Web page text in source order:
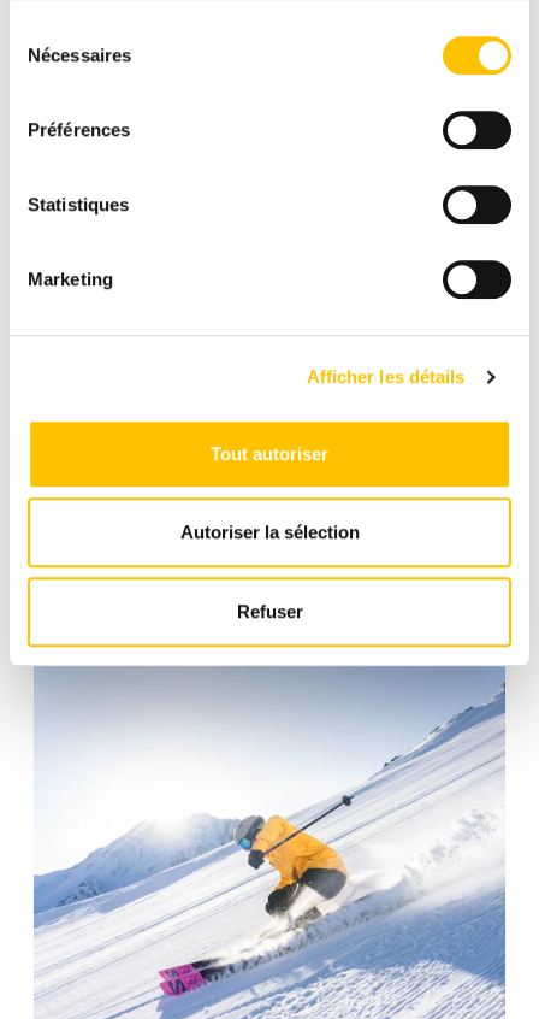
Nécessaires
Préférences
Statistiques
Marketing
Afficher les détails
Tout autoriser
Autoriser la sélection
Refuser